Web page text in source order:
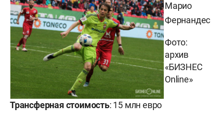
Марио
Фернандес
Фото:
архив
«БИЗНЕС
Online»
Трансферная стоимость: 15 млн евро